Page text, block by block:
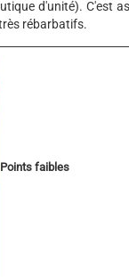
d'unité). C'est
rébarbatifs.
Points faibles